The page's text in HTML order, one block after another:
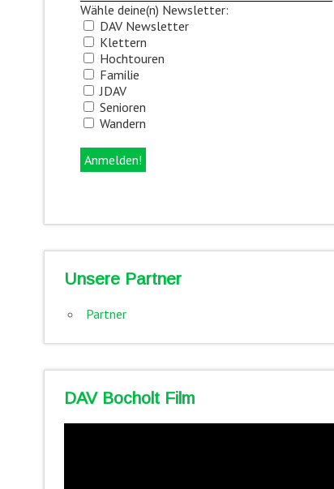
Wähle deine(n) Newsletter:
DAV Newsletter
Klettern
Hochtouren
Familie
JDAV
Senioren
Wandern
Unsere Partner
Partner
DAV Bocholt Film